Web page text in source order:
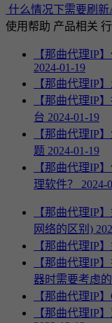
什么情况下需要刷新
使用帮助 产品相关
【那曲代理IP
2024-01-19
【那曲代理IP
【那曲代理IP
台 2024-01-19
【那曲代理IP
题 2024-01-19
【那曲代理IP
理软件？ 2024-
【那曲代理IP
网络的区别)
【那曲代理IP
【那曲代理IP
器时需要考虑
【那曲代理IP
【那曲代理IP